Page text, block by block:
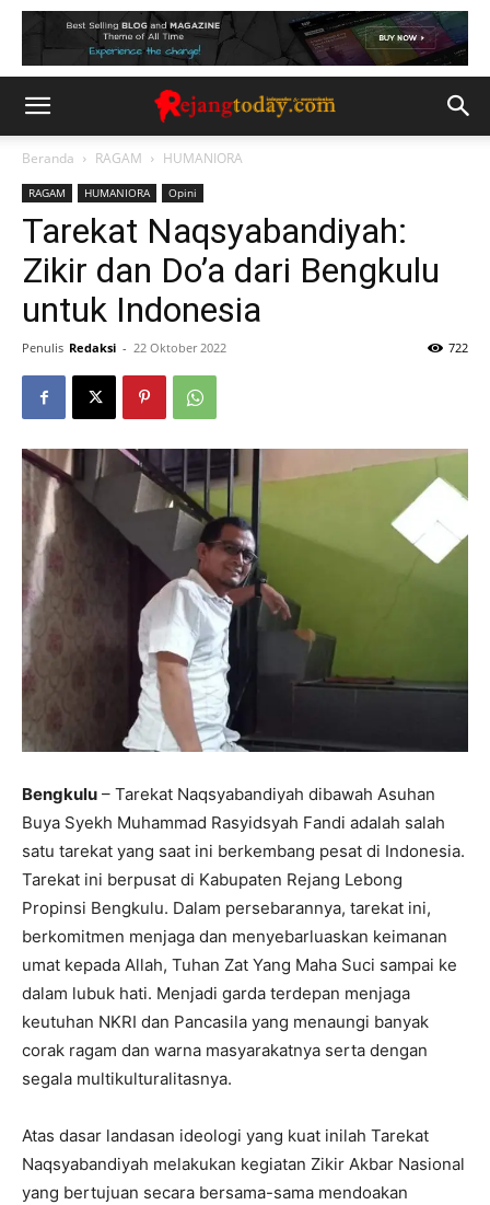
Beranda RAGAM HUMANIORA
RAGAM HUMANIORA Opini
Tarekat Naqsyabandiyah:
Zikir dan Do’a dari Bengkulu
untuk Indonesia
Penulis Redaksi - 22 Oktober 2022 722
Bengkulu – Tarekat Naqsyabandiyah dibawah Asuhan
Buya Syekh Muhammad Rasyidsyah Fandi adalah salah
satu tarekat yang saat ini berkembang pesat di Indonesia.
Tarekat ini berpusat di Kabupaten Rejang Lebong
Propinsi Bengkulu. Dalam persebarannya, tarekat ini,
berkomitmen menjaga dan menyebarluaskan keimanan
umat kepada Allah, Tuhan Zat Yang Maha Suci sampai ke
dalam lubuk hati. Menjadi garda terdepan menjaga
keutuhan NKRI dan Pancasila yang menaungi banyak
corak ragam dan warna masyarakatnya serta dengan
segala multikulturalitasnya.
Atas dasar landasan ideologi yang kuat inilah Tarekat
Naqsyabandiyah melakukan kegiatan Zikir Akbar Nasional
yang bertujuan secara bersama-sama mendoakan